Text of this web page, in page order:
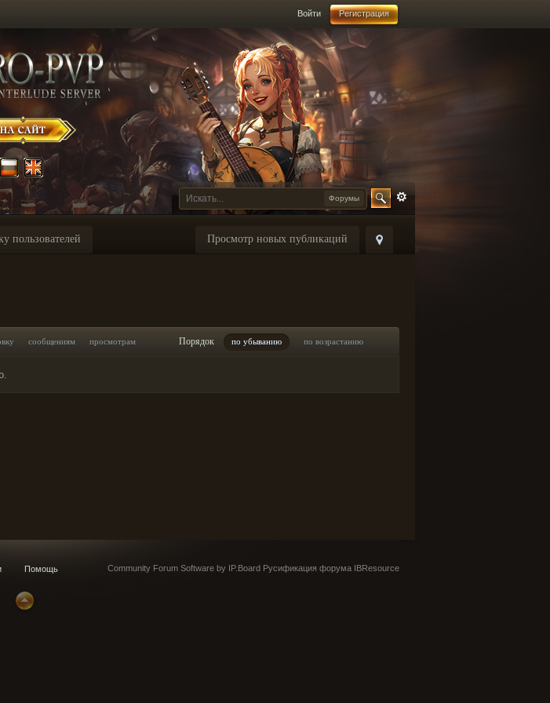
Войти Регистрация
Форумы
Просмотр новых публикаций
пользователей
сообщениям просмотрам Порядок по убыванию по возрастанию
Помощь Community Forum Software by IP.Board Русификация форума IBResource